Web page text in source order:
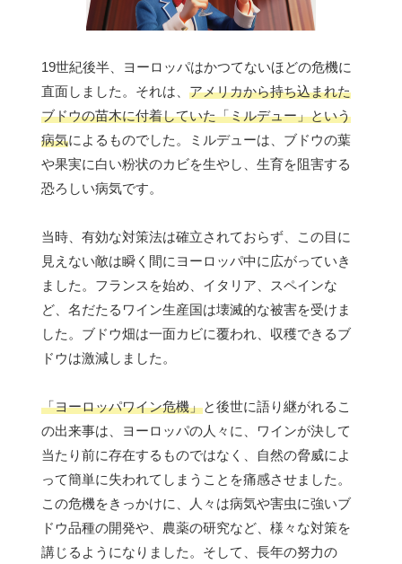
19世紀後半、ヨーロッパはかつてないほどの危機に
直面しました。それは、 アメリカから持ち込まれた
ブドウの苗木に付着していた「ミルデュー」という
病気によるものでした。ミルデューは、ブドウの葉
や果実に白い粉状のカビを生やし、生育を阻害する
恐ろしい病気です。
当時、有効な対策法は確立されておらず、この目に
見えない敵は瞬く間にヨーロッパ中に広がっていき
ました。フランスを始め、イタリア、スペインな
ど、名だたるワイン生産国は壊滅的な被害を受けま
した。ブドウ畑は一面カビに覆われ、収穫できるブ
ドウは激減しました。
「ヨーロッパワイン危機」と後世に語り継がれるこ
の出来事は、ヨーロッパの人々に、ワインが決して
当たり前に存在するものではなく、自然の脅威によ
って簡単に失われてしまうことを痛感させました。
この危機をきっかけに、人々は病気や害虫に強いブ
ドウ品種の開発や、農薬の研究など、様々な対策を
講じるようになりました。そして、長年の努力の